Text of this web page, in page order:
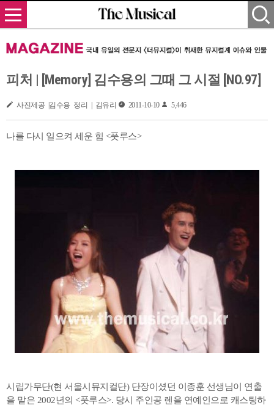
피처 | [Memory] 김수용의 그때 그 시절 [NO.97]
사진제공 |김수용 정리 | 김유리 2011-10-10 5,446
나를 다시 일으켜 세운 힘 <풋루스>
시립가무단(현 서울시뮤지컬단) 단장이셨던 이종훈 선생님이 연출
을 맡은 2002년의 <풋루스>. 당시 주인공 렌을 연예인으로 캐스팅하